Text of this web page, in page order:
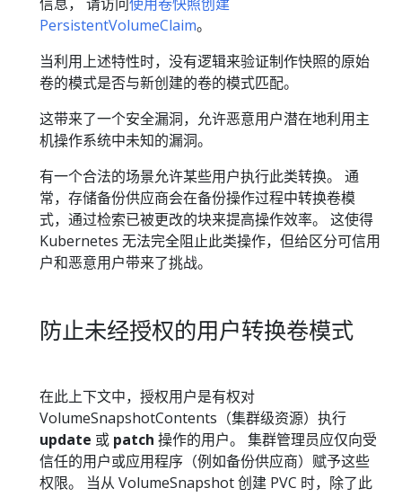
PersistentVolumeClaim。
当利用上述特性时，没有逻辑来验证制作快照的原始
卷的模式是否与新创建的卷的模式匹配。
这带来了一个安全漏洞，允许恶意用户潜在地利用主
机操作系统中未知的漏洞。
有一个合法的场景允许某些用户执行此类转换。 通
常，存储备份供应商会在备份操作过程中转换卷模
式，通过检索已被更改的块来提高操作效率。 这使得
Kubernetes 无法完全阻止此类操作，但给区分可信用
户和恶意用户带来了挑战。
防止未经授权的用户转换卷模式
在此上下文中，授权用户是有权对
VolumeSnapshotContents（集群级资源）执行
update 或 patch 操作的用户。 集群管理员应仅向受
信任的用户或应用程序（例如备份供应商）赋予这些
权限。 当从 VolumeSnapshot 创建 PVC 时，除了此